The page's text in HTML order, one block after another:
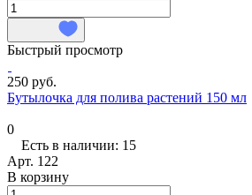
Быстрый просмотр
250 руб.
Бутылочка для полива растений 150 мл
0
Есть в наличии: 15
Арт. 122
В корзину